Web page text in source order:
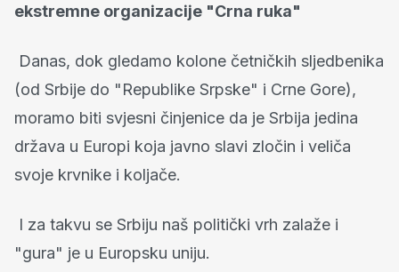
ekstremne organizacije "Crna ruka"
Danas, dok gledamo kolone četničkih sljedbenika
(od Srbije do "Republike Srpske" i Crne Gore),
moramo biti svjesni činjenice da je Srbija jedina
država u Europi koja javno slavi zločin i veliča
svoje krvnike i koljače.
I za takvu se Srbiju naš politički vrh zalaže i
"gura" je u Europsku uniju.